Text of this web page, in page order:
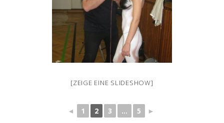
[ZEIGE EINE SLIDESHOW]
◄ 1 2 3 ... 5 ►